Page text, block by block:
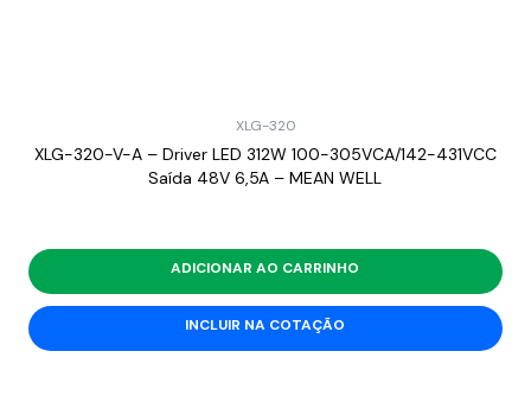
XLG-320
XLG-320-V-A – Driver LED 312W 100-305VCA/142-431VCC
Saída 48V 6,5A – MEAN WELL
ADICIONAR AO CARRINHO
INCLUIR NA COTAÇÃO